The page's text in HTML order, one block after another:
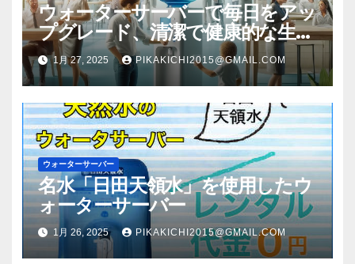
ウォーターサーバーで毎日をアッ
プグレード、清潔で健康的な生活
への一歩
1月 27, 2025 PIKAKICHI2015@GMAIL.COM
ウォーターサーバー
名水「日田天領水」を使用したウ
ォーターサーバー
1月 26, 2025 PIKAKICHI2015@GMAIL.COM